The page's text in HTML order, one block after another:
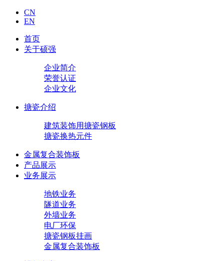
CN
EN
首页
关于硕强
企业简介
荣誉认证
企业文化
搪瓷介绍
建筑装饰用搪瓷钢板
搪瓷换热元件
金属复合装饰板
产品展示
业务展示
地铁业务
隧道业务
外墙业务
电厂环保
搪瓷钢板挂画
金属复合装饰板